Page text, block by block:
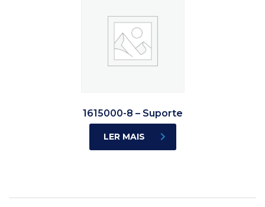
1615000-8 – Suporte
LER MAIS